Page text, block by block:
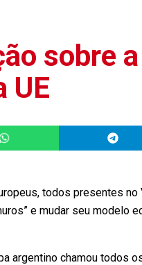
sobre a
UE
todos presentes no
e mudar seu modelo
argentino chamou todos